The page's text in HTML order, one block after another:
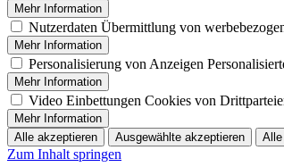
Mehr Information
Nutzerdaten Übermittlung von
Mehr Information
Personalisierung von Anzeigen
Mehr Information
Video Einbettungen Cookies von
Mehr Information
Alle akzeptieren
Ausgewählte akzeptieren Alle
Zum Inhalt springen